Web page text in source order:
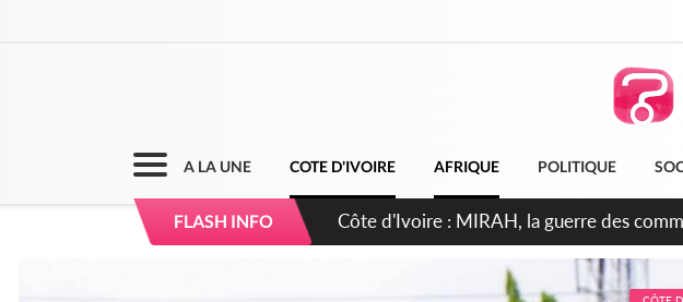
A LA UNE COTE D'IVOIRE AFRIQUE POLITIQUE
FLASH INFO Côte d'Ivoire : Indépendance 2026,